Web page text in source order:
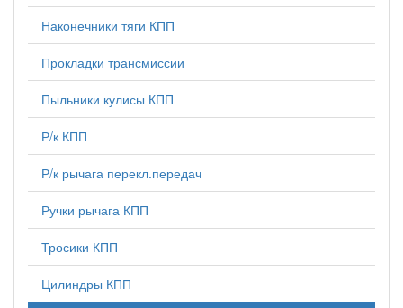
Наконечники тяги КПП
Прокладки трансмиссии
Пыльники кулисы КПП
Р/к КПП
Р/к рычага перекл.передач
Ручки рычага КПП
Тросики КПП
Цилиндры КПП